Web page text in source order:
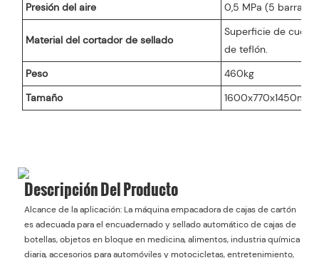
Presión del aire
0,5 MPa (5 barras)
Material del cortador de sellado
Superficie de
de teflón.
Peso
460kg
Tamaño
Descripción Del Producto
Alcance de la aplicación: La máquina empacadora de cajas de cartón
es adecuada para el encuadernado y sellado automático de cajas de
botellas, objetos en bloque en medicina, alimentos, industria química
diaria, accesorios para automóviles y motocicletas, entretenimiento,